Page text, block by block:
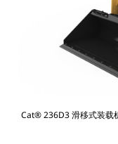
Cat® 236D3 滑移式装载